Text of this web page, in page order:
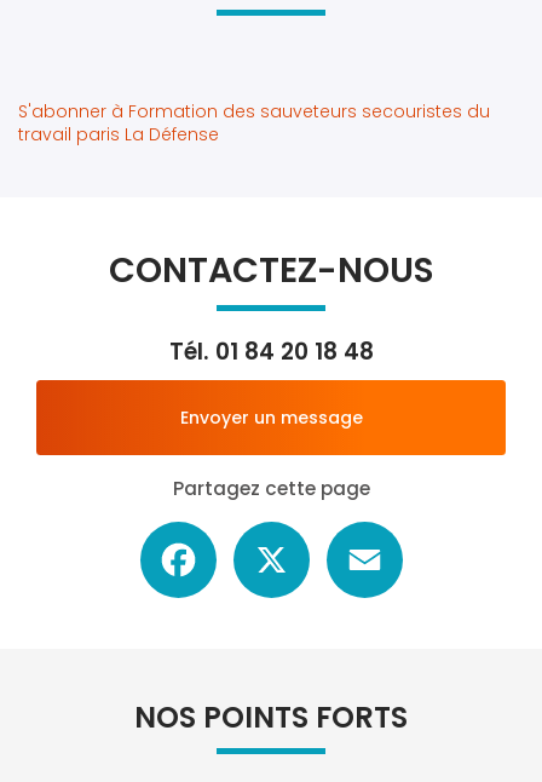
S'abonner à Formation des sauveteurs secouristes du
travail paris La Défense
CONTACTEZ-NOUS
Tél. 01 84 20 18 48
Envoyer un message
Partagez cette page
Facebook
NOS POINTS FORTS